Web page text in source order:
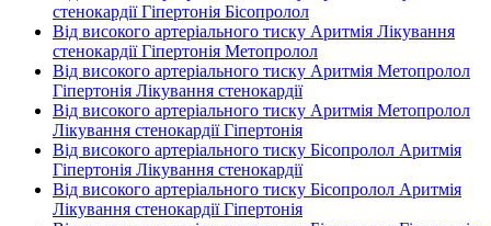
стенокардії Гіпертонія Бісопролол
Від високого артеріального тиску Аритмія Лікування
стенокардії Гіпертонія Метопролол
Від високого артеріального тиску Аритмія Метопролол
Гіпертонія Лікування стенокардії
Від високого артеріального тиску Аритмія Метопролол
Лікування стенокардії Гіпертонія
Від високого артеріального тиску Бісопролол Аритмія
Гіпертонія Лікування стенокардії
Від високого артеріального тиску Бісопролол Аритмія
Лікування стенокардії Гіпертонія